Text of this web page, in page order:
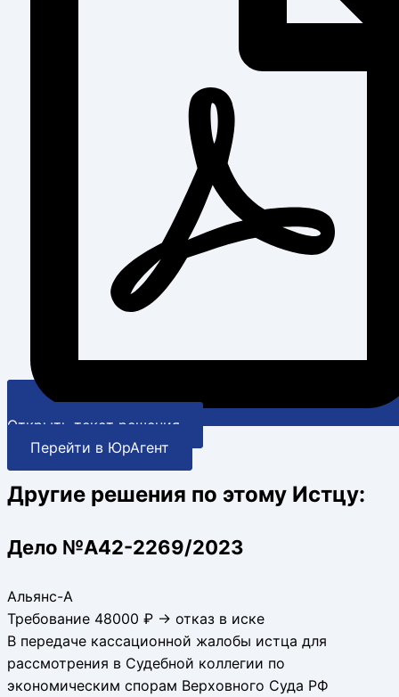
Открыть текст решения
Перейти в ЮрАгент
Другие решения по этому Истцу:
Дело №А42-2269/2023
Альянс-А
Требование 48000 ₽ → отказ в иске
В передаче кассационной жалобы истца для
рассмотрения в Судебной коллегии по
экономическим спорам Верховного Суда РФ